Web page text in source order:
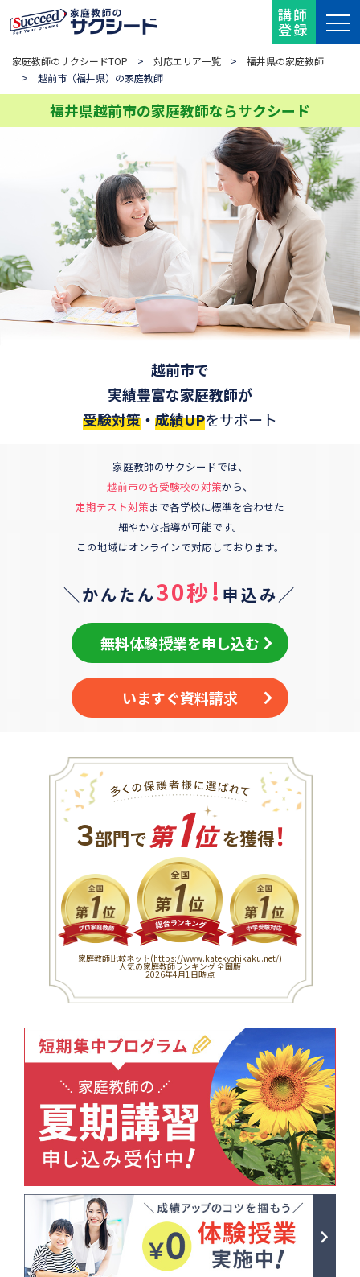
講師
登録
家庭教師のサクシードTOP > 対応エリア一覧 > 福井県の家庭教師
> 越前市（福井県）の家庭教師
福井県越前市の家庭教師ならサクシード
越前市で
実績豊富な家庭教師が
受験対策 ・ 成績UPをサポート
家庭教師のサクシードでは、
越前市の各受験校の対策から、
定期テスト対策まで各学校に標準を合わせた
細やかな指導が可能です。
この地域はオンラインで対応しております。
＼かんたん30秒! 申込み／
無料体験授業を申し込む
いますぐ資料請求
３部門で 第1位を獲得！
家庭教師比較ネット(https://www.katekyohikaku.net/)
人気の家庭教師ランキング 全国版
2026年4月1日時点